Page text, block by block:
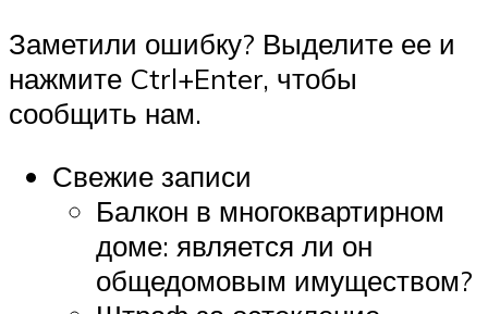
Заметили ошибку? Выделите ее и
нажмите Ctrl+Enter, чтобы
сообщить нам.
Свежие записи
Балкон в многоквартирном
доме: является ли он
общедомовым имуществом?